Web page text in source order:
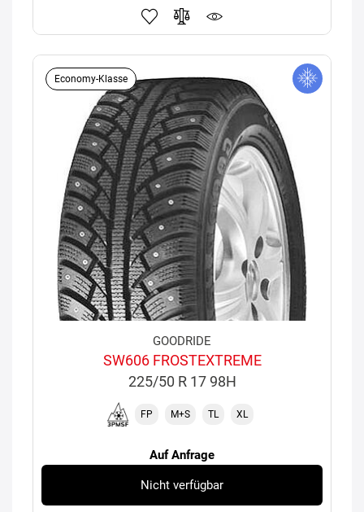
Economy-Klasse
GOODRIDE
SW606 FROSTEXTREME
225/50 R 17 98H
FP M+S TL XL
Auf Anfrage
Nicht verfügbar